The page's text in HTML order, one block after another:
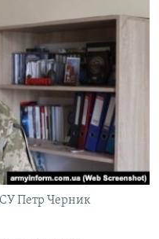
Петр Черник